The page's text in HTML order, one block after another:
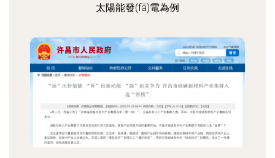
太陽能發(fā)電為例